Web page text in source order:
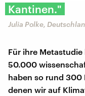
Kantinen."
Julia Polke,
Für ihre
50.000
haben so rund 300
denen wir auf